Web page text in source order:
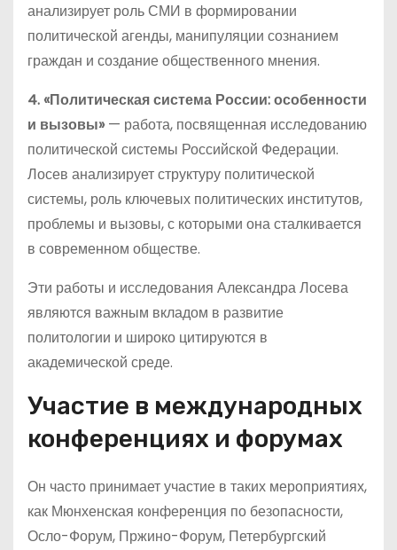
анализирует роль СМИ в формировании
политической агенды, манипуляции сознанием
граждан и создание общественного мнения.
4. «Политическая система России: особенности
и вызовы»— работа, посвященная исследованию
политической системы Российской Федерации.
Лосев анализирует структуру политической
системы, роль ключевых политических институтов,
проблемы и вызовы, с которыми она сталкивается
в современном обществе.
Эти работы и исследования Александра Лосева
являются важным вкладом в развитие
политологии и широко цитируются в
академической среде.
Участие в международных
конференциях и форумах
Он часто принимает участие в таких мероприятиях,
как Мюнхенская конференция по безопасности,
Осло-Форум, Пржино-Форум, Петербургский